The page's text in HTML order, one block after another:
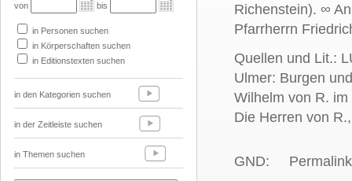
von bis
in Personen suchen
in Körperschaften suchen
in Editionstexten suchen
in den Kategorien suchen
in der Zeitleiste suchen
in Themen suchen
Richenstein). ∞
Pfarrherrn
Quellen und Lit.:
Ulmer: Burgen
Wilhelm von R.
Die Herren von
GND: